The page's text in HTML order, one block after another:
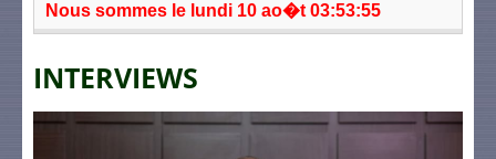
Nous sommes le lundi 10 ao�t 03:53:55
INTERVIEWS